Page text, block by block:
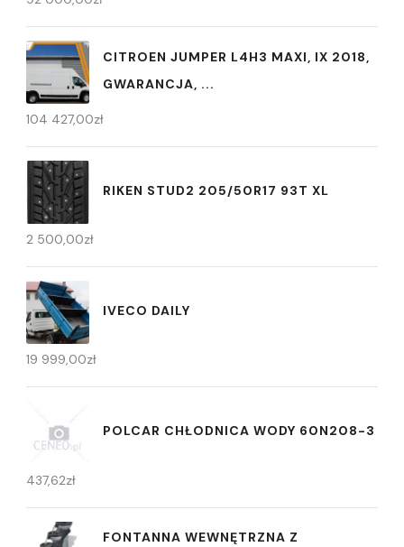
CITROEN JUMPER L4H3 MAXI, IX 2018,
GWARANCJA, ...
104 427,00zł
RIKEN STUD2 205/50R17 93T XL
2 500,00zł
IVECO DAILY
19 999,00zł
POLCAR CHŁODNICA WODY 60N208-3
437,62zł
FONTANNA WEWNĘTRZNA Z